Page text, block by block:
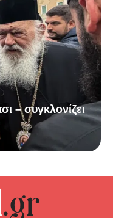
– συγκλονίζει